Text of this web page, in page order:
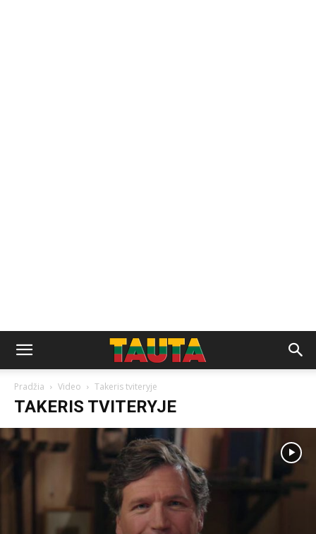
Pradžia Video Takeris tviteryje
TAKERIS TVITERYJE